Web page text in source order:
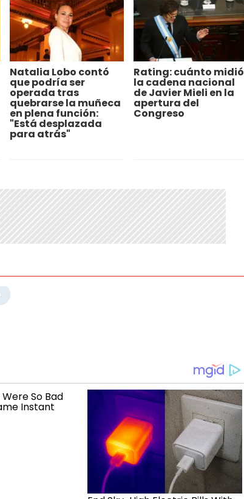
Natalia Lobo contó
que podría ser
operada tras
quebrarse la muñeca
en plena función:
"Está desplazada
para atrás"
Rating: cuánto midió
la cadena nacional
de Javier Mieli en la
apertura del
Congreso